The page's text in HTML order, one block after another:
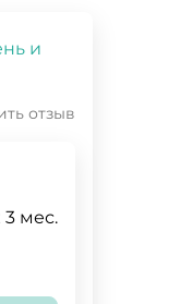
и
отзыв
3 мес.